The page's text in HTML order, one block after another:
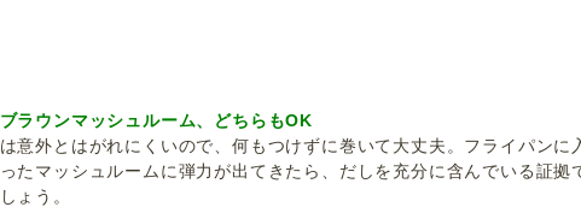
ラウンマッシュルーム、どちらもOK
意外とはがれにくいので、何もつけずに巻いて大丈夫。フライパンに
たマッシュルームに弾力が出てきたら、だしを充分に含んでいる証拠
ょう。